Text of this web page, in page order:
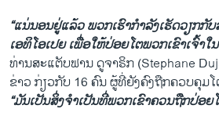
“ແນ່ນອນຢູ່ແລ້ວ ພວກເຮົາກຳລັງເຮັດວຽກກັ
ເອທິໂອເປຍ ເພື່ອໃຫ້ປ່ອຍໂຕພວກເຂົາເຈົ້າໃ
ທ່ານສະແຕັບຟານ ດູຈາຣິກ (Stephane
ຂ່າວ ກ່ຽວກັບ 16 ຄົນ ຜູ້ທີ່ຍັງຄົງຖືກຄວບຄຸມ
“ມັນເປັນສິ່ງຈຳເປັນທີ່ພວກເຂົາຄວນຖືກປ່ອຍ